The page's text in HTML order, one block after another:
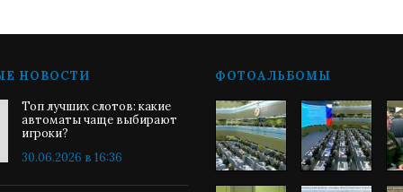
НОВОСТИ
Топ лучших слотов: какие
автоматы чаще выбирают
игроки?
30.06.2026 в 16:36
ФОТОАЛЬБОМЫ